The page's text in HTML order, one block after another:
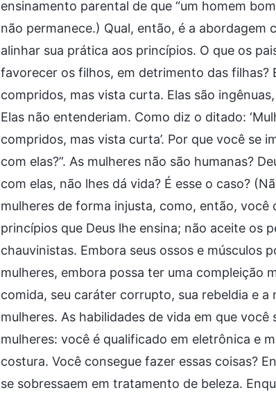
ensinamento parental de que “um homem
não permanece.) Qual, então, é a abordagem
alinhar sua prática aos princípios. O que os
favorecer os filhos, em detrimento das filhas?
compridos, mas vista curta. Elas são
Elas não entenderiam. Como diz o ditado:
compridos, mas vista curta’. Por que você se
com elas?”. As mulheres não são humanas?
com elas, não lhes dá vida? É esse o caso?
mulheres de forma injusta, como, então,
princípios que Deus lhe ensina; não aceite os
chauvinistas. Embora seus ossos e músculos
mulheres, embora possa ter uma compleição
comida, seu caráter corrupto, sua rebeldia e
mulheres. As habilidades de vida em que
mulheres: você é qualificado em eletrônica e
costura. Você consegue fazer essas coisas?
se sobressaem em tratamento de beleza.